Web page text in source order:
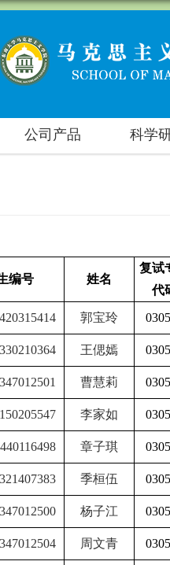
公司产品 科学
编号 姓名
复试
代
郭宝玲
王偲嫣
曹慧莉
李家如
章子琪
季桓伍
杨子江
周文青